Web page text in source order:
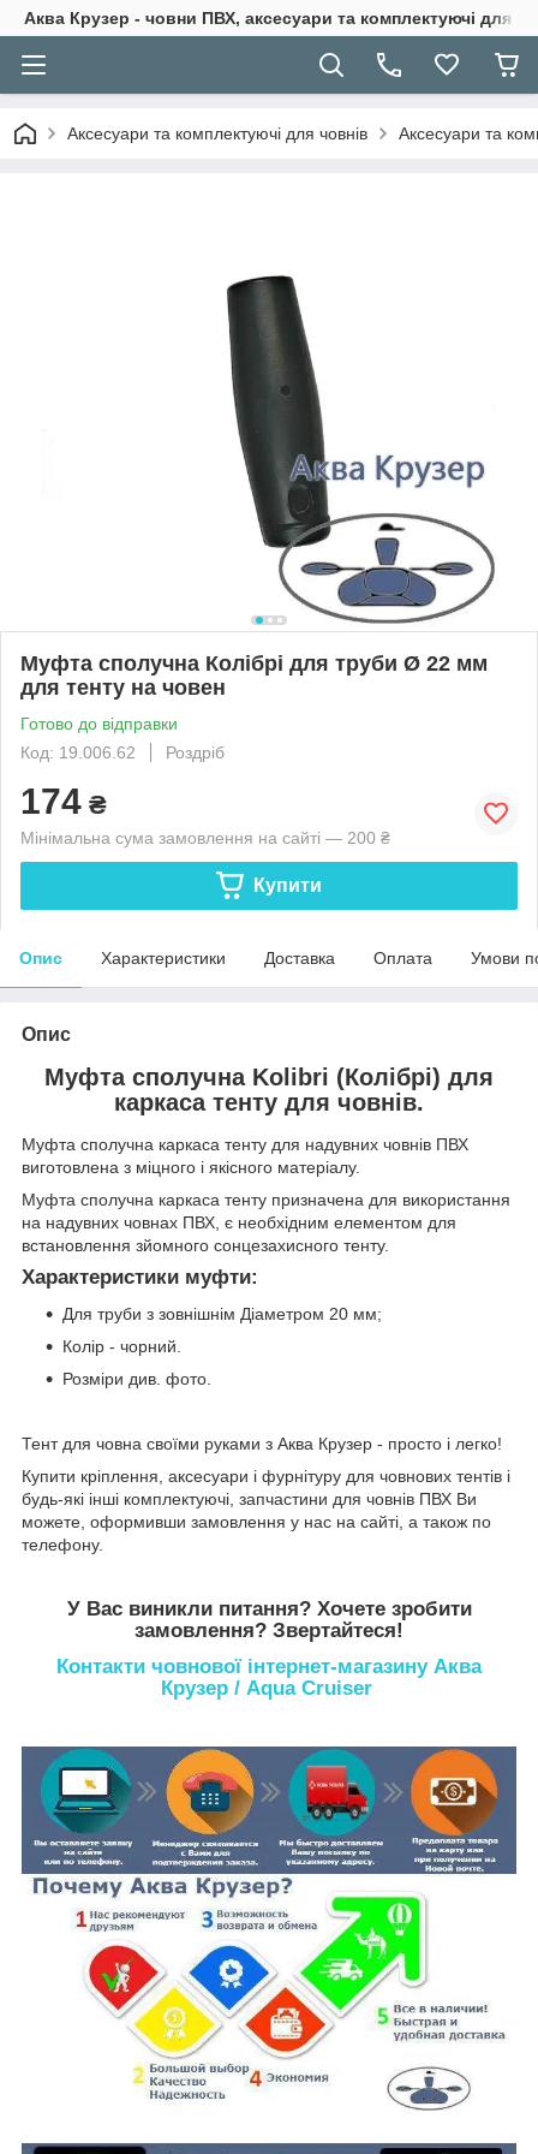
Аква Крузер - човни ПВХ, аксесуари та комплектуючі для
Аксесуари та комплектуючі для човнів Аксесуари та
Муфта сполучна Колібрі для труби Ø 22 мм
для тенту на човен
Готово до відправки
Код: 19.006.62
Роздріб
174 ₴
Мінімальна сума замовлення на сайті — 200 ₴
Купити
Опис Характеристики Доставка Оплата Умови
Опис
Муфта сполучна Kolibri (Колібрі) для
каркаса тенту для човнів.
Муфта сполучна каркаса тенту для надувних човнів ПВХ
виготовлена з міцного і якісного матеріалу.
Муфта сполучна каркаса тенту призначена для використання
на надувних човнах ПВХ, є необхідним елементом для
встановлення зйомного сонцезахисного тенту.
Характеристики муфти:
Для труби з зовнішнім Діаметром 20 мм;
Колір - чорний.
Розміри див. фото.
Тент для човна своїми руками з Аква Крузер - просто і легко!
Купити кріплення, аксесуари і фурнітуру для човнових тентів і
будь-які інші комплектуючі, запчастини для човнів ПВХ Ви
можете, оформивши замовлення у нас на сайті, а також по
телефону.
У Вас виникли питання? Хочете зробити
замовлення? Звертайтеся!
Контакти човнової інтернет-магазину Аква
Крузер / Aqua Cruiser